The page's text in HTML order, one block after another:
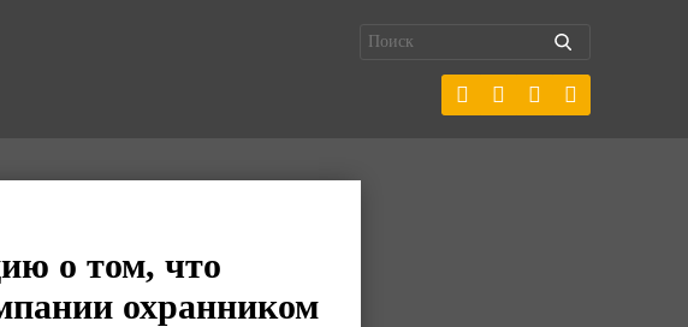
о том, что
охранником